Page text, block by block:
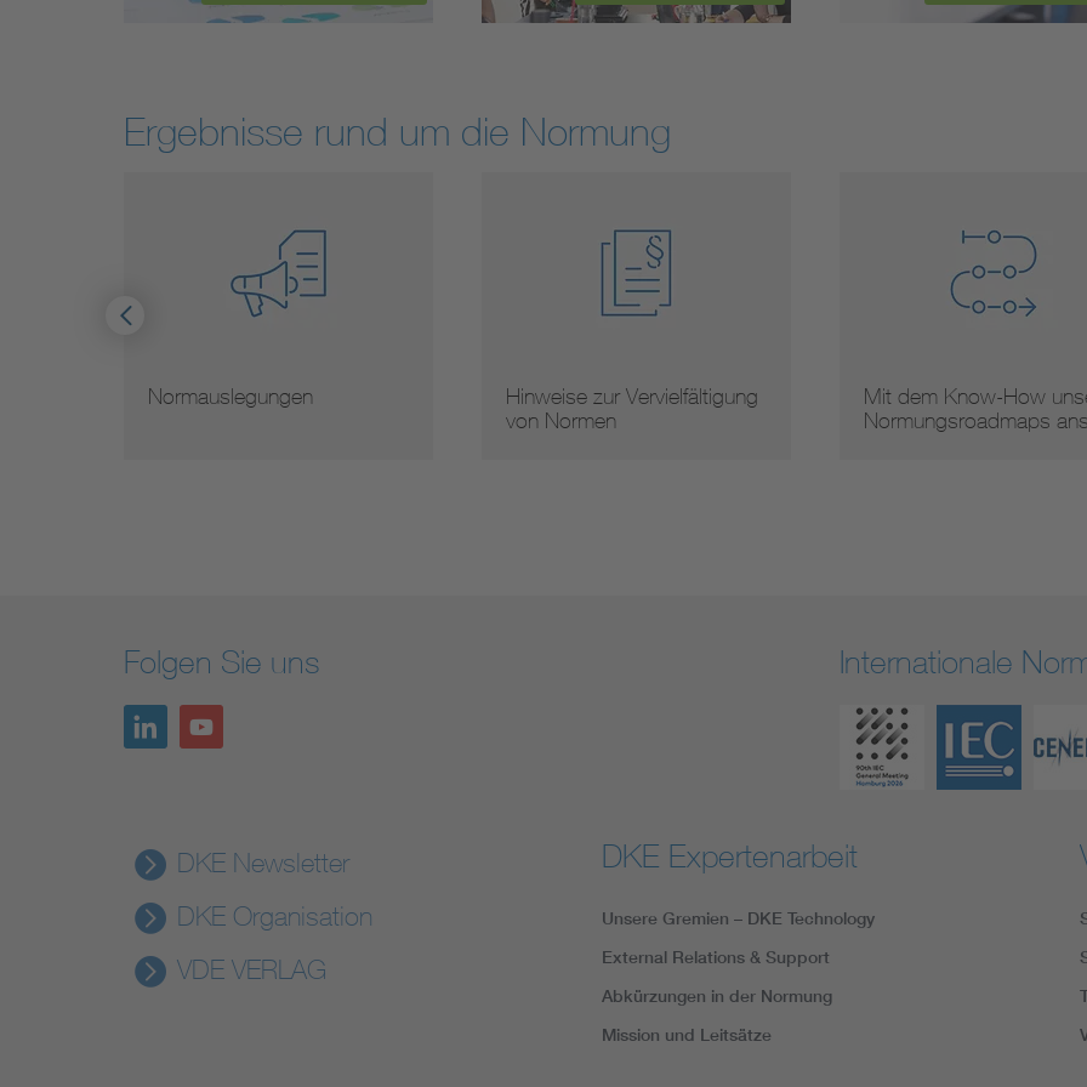
Ergebnisse rund um die Normung
Normauslegungen
Hinweise zur Vervielfältigung
von Normen
Mit dem Know-How
Normungsroadmaps
Folgen Sie uns Internationale
DKE Newsletter
DKE Organisation
VDE VERLAG
DKE Expertenarbeit
Unsere Gremien – DKE Technology
External Relations & Support
Abkürzungen in der Normung
Mission und Leitsätze